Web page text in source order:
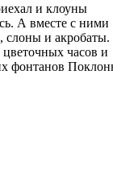
и клоуны
А вместе с ними
слоны и акробаты.
часов и
фонтанов